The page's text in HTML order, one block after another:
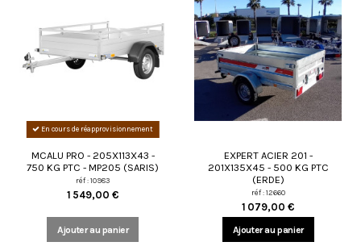
En cours de réapprovisionnement
MCALU PRO - 205X113X43 -
750 KG PTC - MP205 (SARIS)
réf : 10983
1 549,00 €
Ajouter au panier
EXPERT ACIER 201 -
201X135X45 - 500 KG PTC
(ERDE)
réf : 12660
1 079,00 €
Ajouter au panier